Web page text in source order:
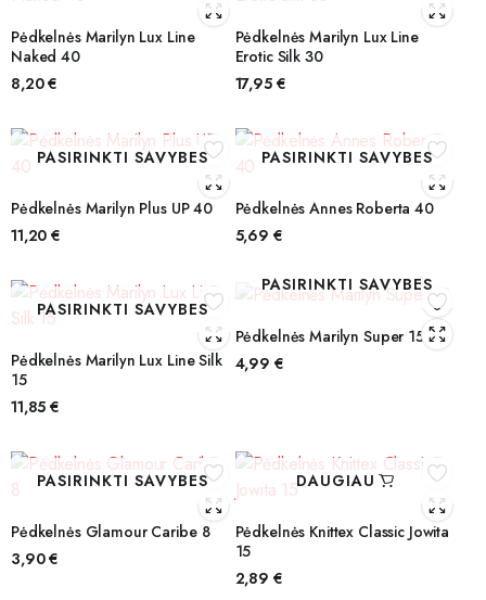
Pėdkelnės Marilyn Lux Line
Naked 40
8,20€
Pėdkelnės Marilyn Lux Line
Erotic Silk 30
17,95 €
PASIRINKTI SAVYBES
Pėdkelnės Marilyn Plus UP 40
11,20€
PASIRINKTI SAVYBES
Pėdkelnės Annes Roberta 40
5,69 €
PASIRINKTI SAVYBES
Pėdkelnės Marilyn Lux Line Silk
15
11,85€
PASIRINKTI SAVYBES
Pėdkelnės Marilyn Super 15
4,99 €
PASIRINKTI SAVYBES
Pėdkelnės Glamour Caribe 8
3,90€
DAUGIAU
Pėdkelnės Knittex Classic Jowita
15
2,89 €